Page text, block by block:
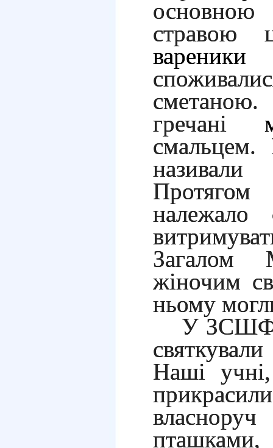
стравою
вареники
гречані
належало
Загалом
жіночим
ньому
У
Наші
пташками,